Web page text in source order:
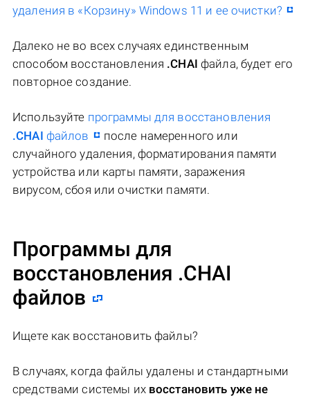
удаления в «Корзину» Windows 11 и ее очистки?
Далеко не во всех случаях единственным
способом восстановления .CHAI файла, будет его
повторное создание.
Используйте программы для восстановления
.CHAI файлов
после намеренного или
случайного удаления, форматирования памяти
устройства или карты памяти, заражения
вирусом, сбоя или очистки памяти.
Программы для
восстановления .CHAI
файлов
Ищете как восстановить файлы?
В случаях, когда файлы удалены и стандартными
средствами системы их восстановить уже не